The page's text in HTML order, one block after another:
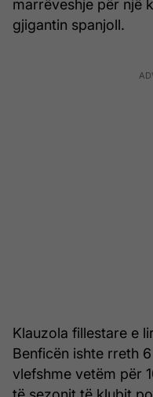
marrëveshje për një
gjigantin spanjoll.
Klauzola fillestare e
Benficën ishte rreth
vlefshme vetëm për